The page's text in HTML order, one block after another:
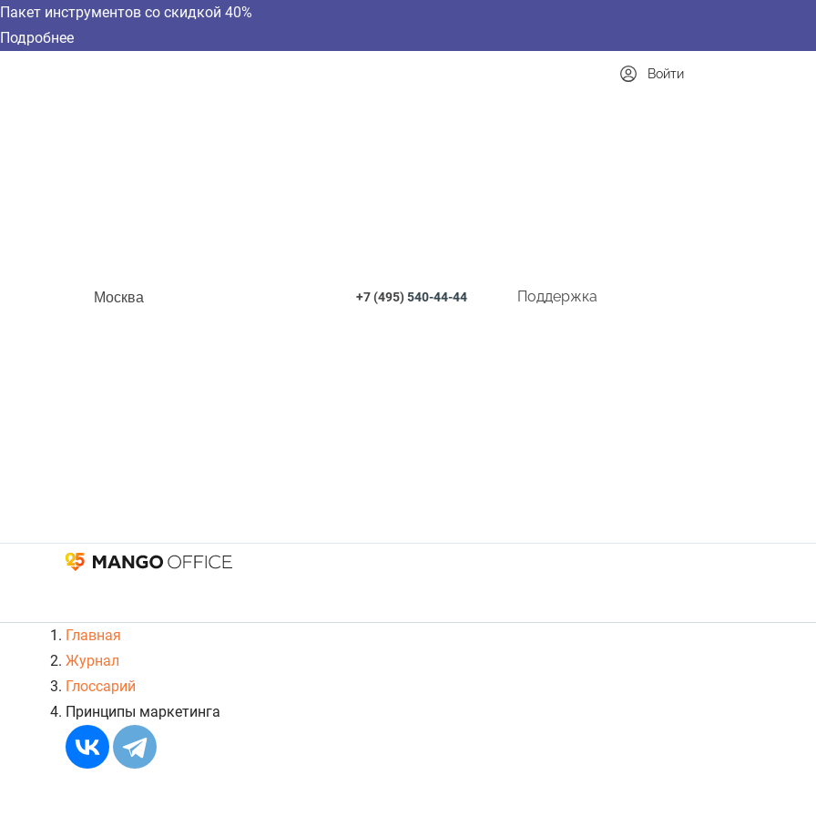
Пакет инструментов со скидкой 40%
Подробнее
Москва +7 (495)540-44-44 Поддержка
Войти
Главная
Журнал
Глоссарий
Принципы маркетинга